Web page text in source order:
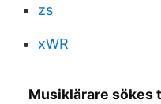
zs
xWR
Musiklärare sökes